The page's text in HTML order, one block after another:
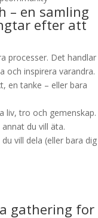
– en samling
efter att
processer. Det handlar
och inspirera varandra.
en tanke – eller bara
liv, tro och gemenskap.
du vill äta.
vill dela (eller bara dig
gathering for